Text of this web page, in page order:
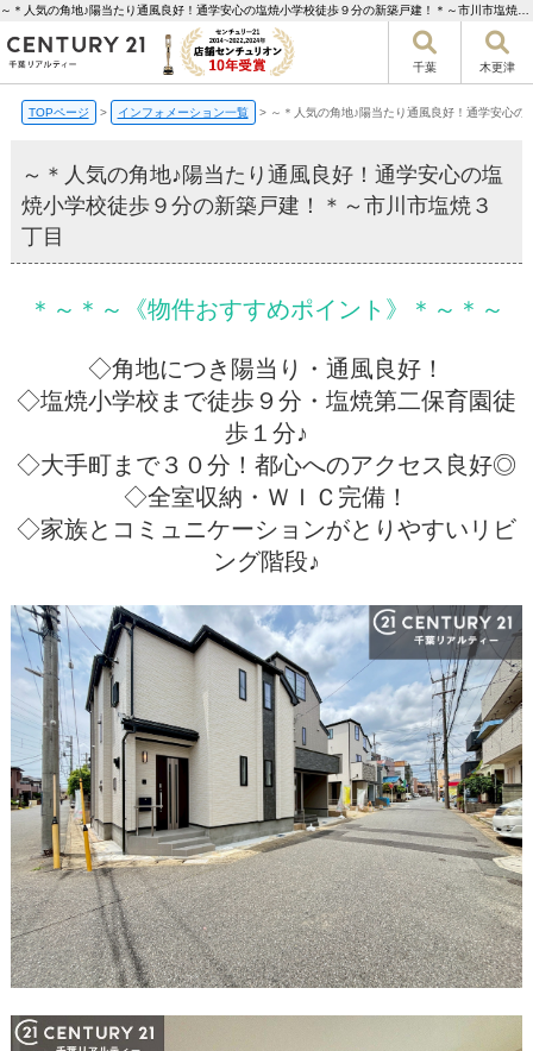
千葉 木更津
TOPページ > インフォメーション一覧 > ～＊人気の角地♪陽当たり通風良好！通学安心
～＊人気の角地♪陽当たり通風良好！通学安心の塩
焼小学校徒歩９分の新築戸建！＊～市川市塩焼３
丁目
＊～＊～《物件おすすめポイント》＊～＊～
◇角地につき陽当り・通風良好！
◇塩焼小学校まで徒歩９分・塩焼第二保育園徒
歩１分♪
◇大手町まで３０分！都心へのアクセス良好◎
◇全室収納・ＷＩＣ完備！
◇家族とコミュニケーションがとりやすいリビ
ング階段♪